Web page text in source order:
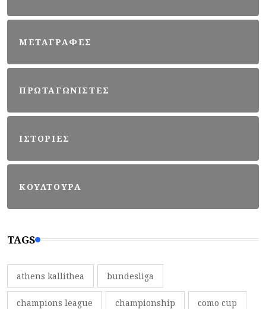
ΜΕΤΑΓΡΑΦΕΣ
ΠΡΩΤΑΓΩΝΙΣΤΕΣ
ΙΣΤΟΡΙΕΣ
ΚΟΥΛΤΟΥΡΑ
TAGS
athens kallithea bundesliga
champions league championship como cup